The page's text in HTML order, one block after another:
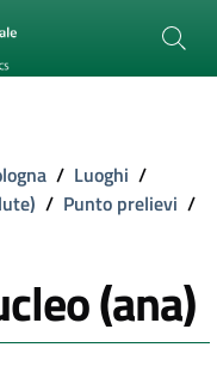
/ Luoghi /
/ Punto prelievi /
(ana)